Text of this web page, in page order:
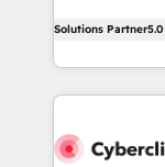
optimize the
retention—by
maximize
experience,
to its fullest
website, or
Solutions Partner5.0